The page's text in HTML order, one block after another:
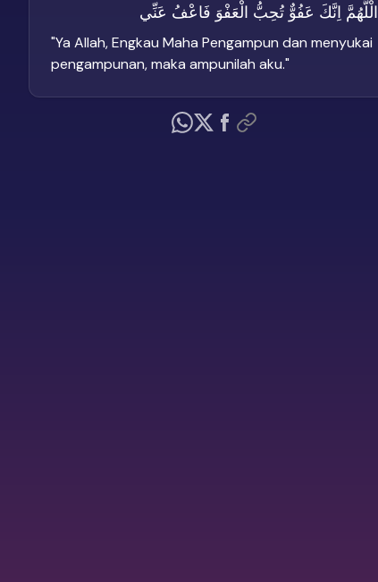
الْلَّهُمَّ اِنَّكَ عَفُوٌّ تُحِبُّ الْعَفْوَ فَاعْفُ عَنِّي
"Ya Allah, Engkau Maha Pengampun dan menyukai
pengampunan, maka ampunilah aku."